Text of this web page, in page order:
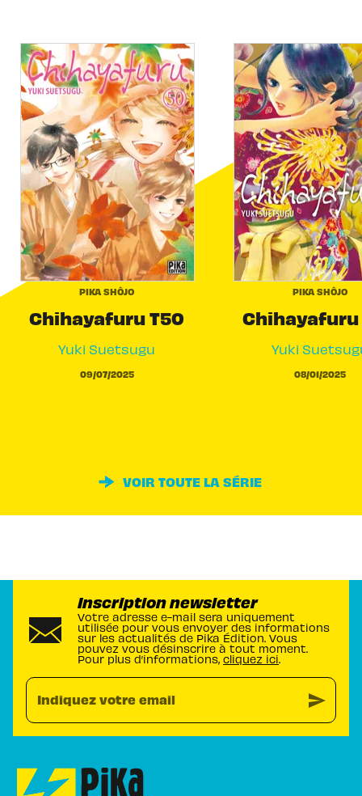
PIKA SHÔJO
Chihayafuru T50
Yuki Suetsugu
09/07/2025
PIKA SHÔJO
Chihayafuru
Yuki
08/01/2025
VOIR TOUTE LA SÉRIE
Inscription newsletter
Votre adresse e-mail sera uniquement
utilisée pour vous envoyer des informations
sur les actualités de Pika Édition. Vous
pouvez vous désinscrire à tout moment.
Pour plus d’informations, cliquez ici.
Indiquez votre email send